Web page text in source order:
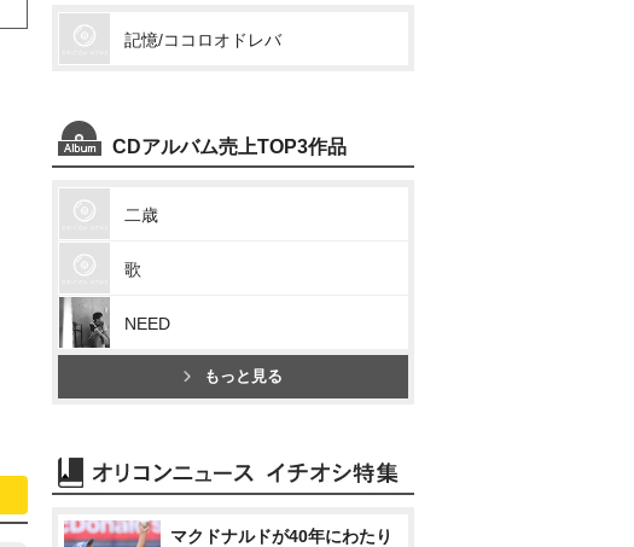
記憶/ココロオドレバ
CDアルバム売上TOP3作品
二歳
歌
NEED
もっと見る
マクドナルドが40年にわたり